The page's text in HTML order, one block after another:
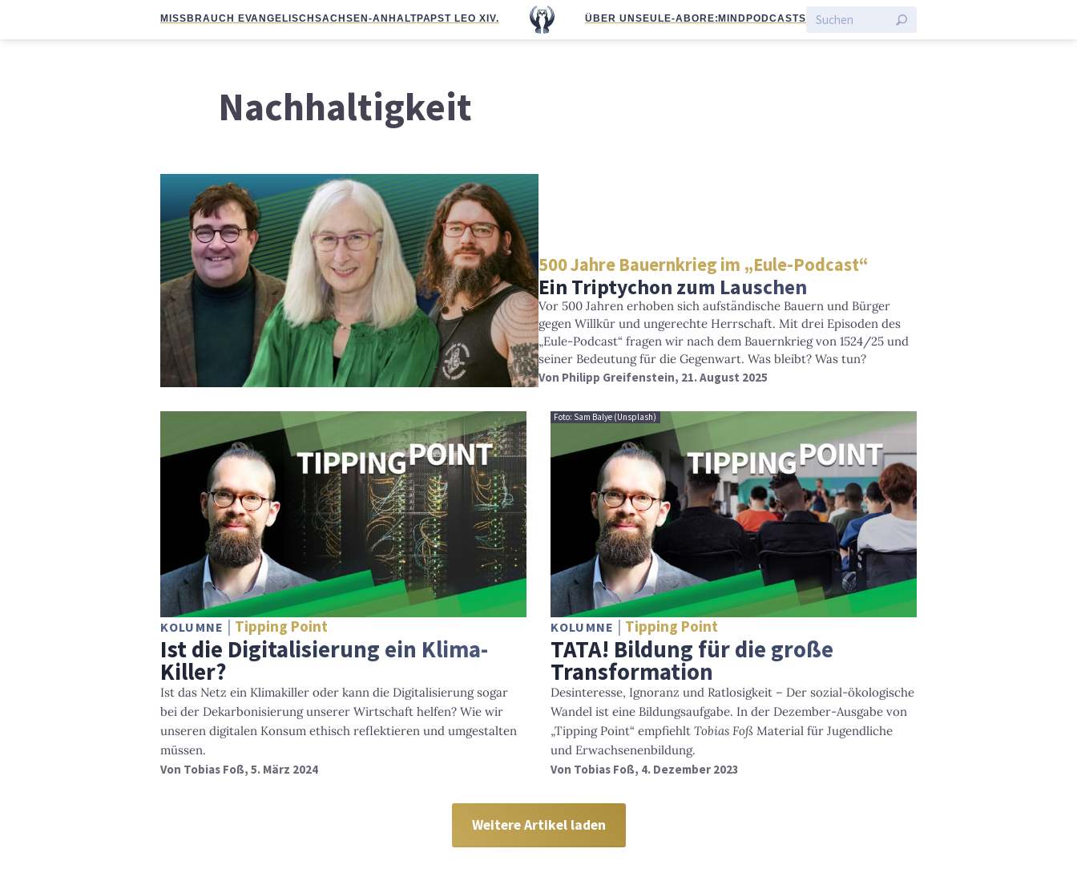
MISSBRAUCH EVANGELISCHSACHSEN-ANHALTPAPST LEO XIV. ÜBER UNS EULE-ABO RE:MIND PODCASTS
Nachhaltigkeit
500 Jahre Bauernkrieg im „Eule-Podcast“
Ein Triptychon zum Lauschen
Vor 500 Jahren erhoben sich aufständische Bauern und Bürger
gegen Willkür und ungerechte Herrschaft. Mit drei Episoden des
„Eule-Podcast“ fragen wir nach dem Bauernkrieg von 1524/25 und
seiner Bedeutung für die Gegenwart. Was bleibt? Was tun?
Von Philipp Greifenstein, 21. August 2025
KOLUMNE Tipping Point
Ist die Digitalisierung ein Klima-
Killer?
Ist das Netz ein Klimakiller oder kann die Digitalisierung sogar
bei der Dekarbonisierung unserer Wirtschaft helfen? Wie wir
unseren digitalen Konsum ethisch reflektieren und umgestalten
müssen.
Von Tobias Foß, 5. März 2024
Foto: Sam Balye (Unsplash)
KOLUMNE Tipping Point
TATA! Bildung für die große
Transformation
Desinteresse, Ignoranz und Ratlosigkeit – Der sozial-ökologische
Wandel ist eine Bildungsaufgabe. In der Dezember-Ausgabe von
„Tipping Point“ empfiehlt Tobias Foß Material für Jugendliche
und Erwachsenenbildung.
Von Tobias Foß, 4. Dezember 2023
Weitere Artikel laden